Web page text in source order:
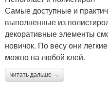
Самые доступные и
выполненные из
декоративные элементы
новичок. По весу они
можно на любой клей.
читать дальше →